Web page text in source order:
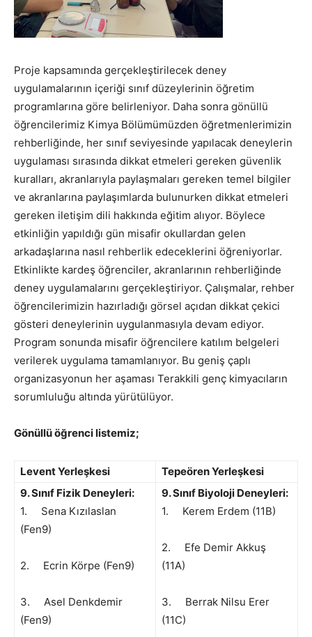
Proje kapsamında gerçekleştirilecek deney
uygulamalarının içeriği sınıf düzeylerinin öğretim
programlarına göre belirleniyor. Daha sonra gönüllü
öğrencilerimiz Kimya Bölümümüzden öğretmenlerimizin
rehberliğinde, her sınıf seviyesinde yapılacak deneylerin
uygulaması sırasında dikkat etmeleri gereken güvenlik
kuralları, akranlarıyla paylaşmaları gereken temel bilgiler
ve akranlarına paylaşımlarda bulunurken dikkat etmeleri
gereken iletişim dili hakkında eğitim alıyor. Böylece
etkinliğin yapıldığı gün misafir okullardan gelen
arkadaşlarına nasıl rehberlik edeceklerini öğreniyorlar.
Etkinlikte kardeş öğrenciler, akranlarının rehberliğinde
deney uygulamalarını gerçekleştiriyor. Çalışmalar, rehber
öğrencilerimizin hazırladığı görsel açıdan dikkat çekici
gösteri deneylerinin uygulanmasıyla devam ediyor.
Program sonunda misafir öğrencilere katılım belgeleri
verilerek uygulama tamamlanıyor. Bu geniş çaplı
organizasyonun her aşaması Terakkili genç kimyacıların
sorumluluğu altında yürütülüyor.
Gönüllü öğrenci listemiz;
Levent Yerleşkesi
Tepeören Yerleşkesi
9. Sınıf Fizik Deneyleri:
1. Sena Kızılaslan
(Fen9)
2. Ecrin Körpe (Fen9)
3. Asel Denkdemir
(Fen9)
9. Sınıf Biyoloji Deneyleri:
1. Kerem Erdem (11B)
2. Efe Demir Akkuş
(11A)
3. Berrak Nilsu Erer
(11C)